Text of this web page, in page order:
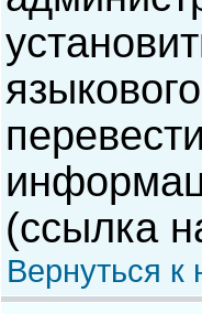
(ссылка
Вернуться к